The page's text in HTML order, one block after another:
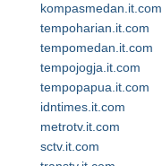
kompasmedan.it.com
tempoharian.it.com
tempomedan.it.com
tempojogja.it.com
tempopapua.it.com
idntimes.it.com
metrotv.it.com
sctv.it.com